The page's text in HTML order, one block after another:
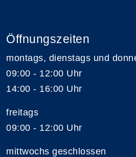
Öffnungszeiten
montags, dienstags und
09:00 - 12:00 Uhr
14:00 - 16:00 Uhr
freitags
09:00 - 12:00 Uhr
mittwochs geschlossen